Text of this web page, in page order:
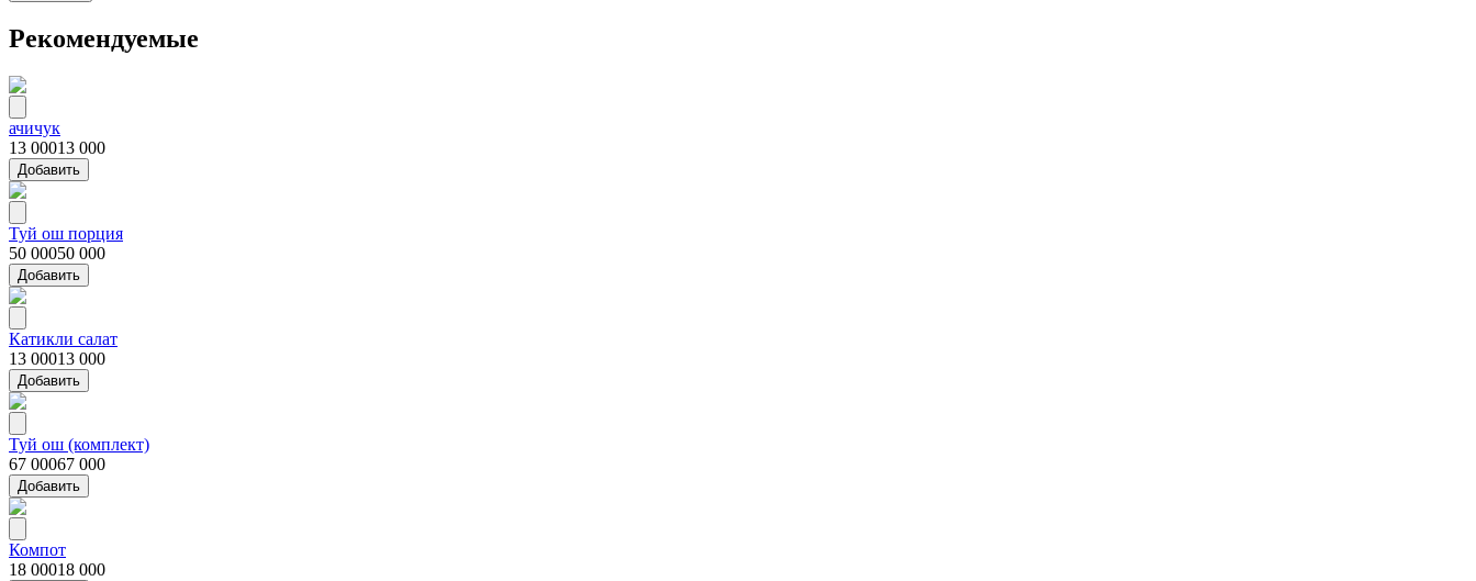
Рекомендуемые
ачичук
13 00013 000
Добавить
Туй ош порция
50 00050 000
Добавить
Катикли салат
13 00013 000
Добавить
Туй ош (комплект)
67 00067 000
Добавить
Компот
18 00018 000